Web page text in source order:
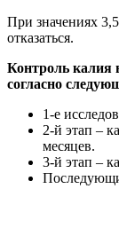
При значениях
отказаться.
Контроль калия
согласно
1-е
2-й этап –
месяцев.
3-й этап –